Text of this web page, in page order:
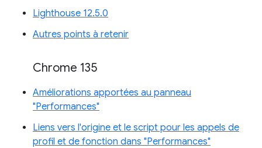
Lighthouse 12.5.0
Autres points à retenir
Chrome 135
Améliorations apportées au panneau
"Performances"
Liens vers l'origine et le script pour les appels de
profil et de fonction dans "Performances"